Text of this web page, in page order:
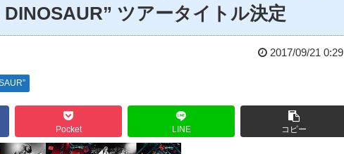
DINOSAUR” ツアータイトル決定
2017/09/21 0:29
Pocket LINE コピー